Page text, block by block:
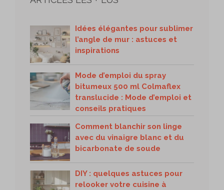
Idées élégantes pour sublimer
l’angle de mur : astuces et
inspirations
Mode d’emploi du spray
bitumeux 500 ml Colmaflex
translucide : Mode d’emploi et
conseils pratiques
Comment blanchir son linge
avec du vinaigre blanc et du
bicarbonate de soude
DIY : quelques astuces pour
relooker votre cuisine à